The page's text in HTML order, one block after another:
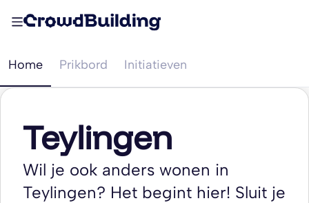
Home Prikbord Initiatieven
Teylingen
Wil je ook anders wonen in
Teylingen? Het begint hier! Sluit je